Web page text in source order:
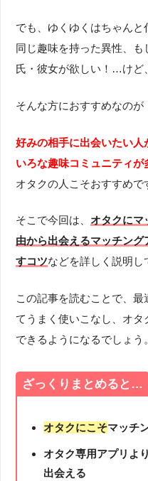
でも、ゆくゆくはちゃんと
同じ趣味を持った異性、
氏・彼女が欲しい！…けど
そんな方におすすめなのが
好みの相手に出会いたい
いろな趣味コミュニティが
オタクの人こそおすすめで
そこで今回は、オタクにマ
由から出会えるマッチン
すコツなどを詳しく説明し
この記事を読むことで、
てうまく使いこなし、オ
できるようになるでしょう。
ざっくりまとめると…
オタクにこそマッチ
オタク専用アプリよ
出会える